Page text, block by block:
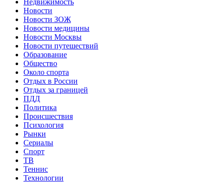
Новости
Новости ЗОЖ
Новости медицины
Новости Москвы
Новости путешествий
Образование
Общество
Около спорта
Отдых в России
Отдых за границей
ПДД
Политика
Происшествия
Психология
Рынки
Сериалы
Спорт
ТВ
Теннис
Технологии